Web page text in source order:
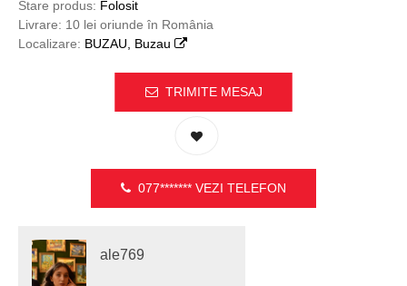
Stare produs: Folosit
Livrare: 10 lei oriunde în România
Localizare: BUZAU, Buzau
TRIMITE MESAJ
077******* VEZI TELEFON
ale769